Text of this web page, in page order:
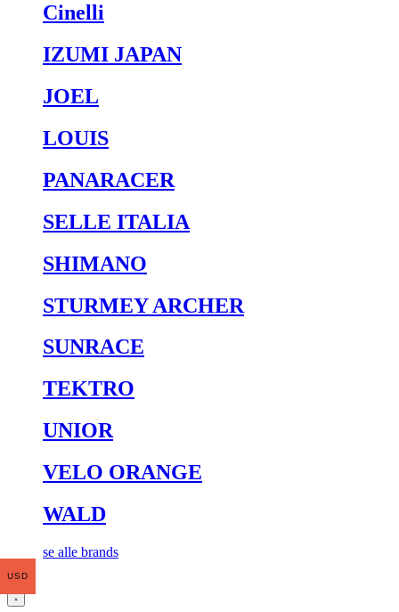
Cinelli
IZUMI JAPAN
JOEL
LOUIS
PANARACER
SELLE ITALIA
SHIMANO
STURMEY ARCHER
SUNRACE
TEKTRO
UNIOR
VELO ORANGE
WALD
se alle brands
USD